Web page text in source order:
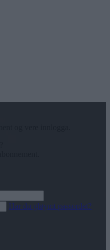
Har du gløymt passordet?